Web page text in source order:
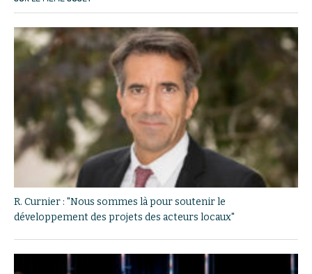
R. Curnier : "Nous sommes là pour soutenir le
développement des projets des acteurs locaux"